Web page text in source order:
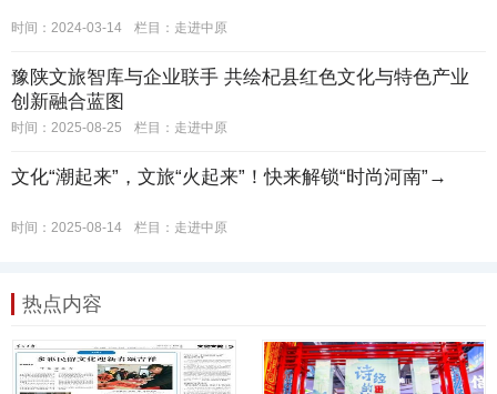
时间：2024-03-14 栏目： 走进中原
豫陕文旅智库与企业联手 共绘杞县红色文化与特色产业
创新融合蓝图
时间：2025-08-25 栏目： 走进中原
文化“潮起来”，文旅“火起来”！快来解锁“时尚河南”→
时间：2025-08-14 栏目： 走进中原
热点内容